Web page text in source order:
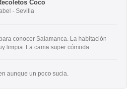
Coco
- Sevilla
conocer Salamanca. La habitación
limpia. La cama super cómoda.
aunque un poco sucia.